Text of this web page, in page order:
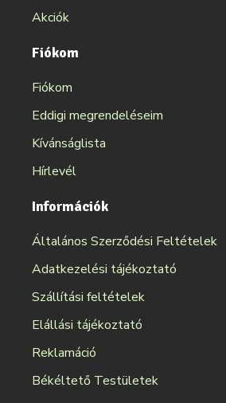
Akciók
Fiókom
Fiókom
Eddigi megrendeléseim
Kívánságlista
Hírlevél
Információk
Általános Szerződési Feltételek
Adatkezelési tájékoztató
Szállítási feltételek
Elállási tájékoztató
Reklamáció
Békéltető Testületek